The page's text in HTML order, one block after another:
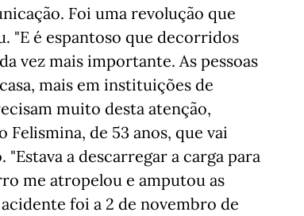
Foi uma revolução que
"E é espantoso que decorridos
vez mais importante. As pessoas
mais em instituições de
muito desta atenção,
de 53 anos, que vai
a descarregar a carga para
me atropelou e amputou as
foi a 2 de novembro de